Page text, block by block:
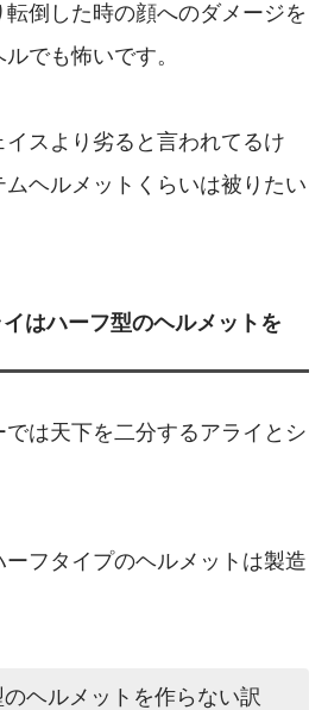
転倒した時の顔へのダメージを
でも怖いです。
スより劣ると言われてるけ
ムヘルメットくらいは被りたい
はハーフ型のヘルメットを
は天下を二分するアライとシ
フタイプのヘルメットは製造
ヘルメットを作らない訳